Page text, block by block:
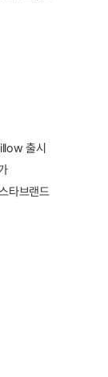
출시
타브랜드